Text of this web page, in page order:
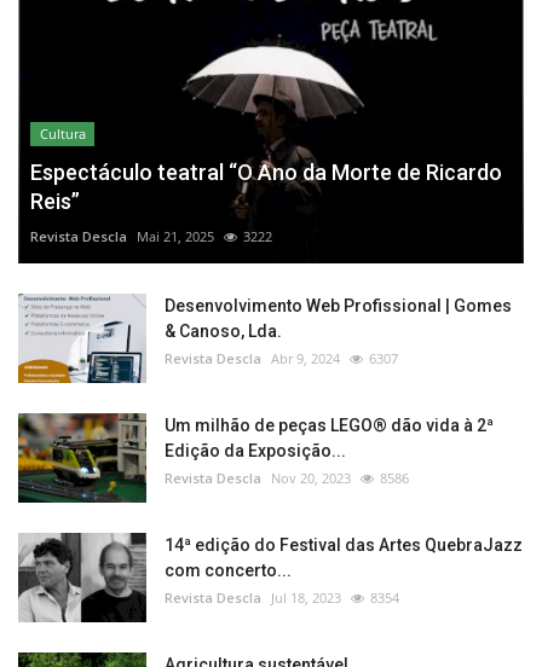
Cultura
Espectáculo teatral “O Ano da Morte de Ricardo
Reis”
Revista Descla Mai 21, 2025 3222
Desenvolvimento Web Profissional | Gomes
& Canoso, Lda.
Revista Descla Abr 9, 2024 6307
Um milhão de peças LEGO® dão vida à 2ª
Edição da Exposição...
Revista Descla Nov 20, 2023 8586
14ª edição do Festival das Artes QuebraJazz
com concerto...
Revista Descla Jul 18, 2023 8354